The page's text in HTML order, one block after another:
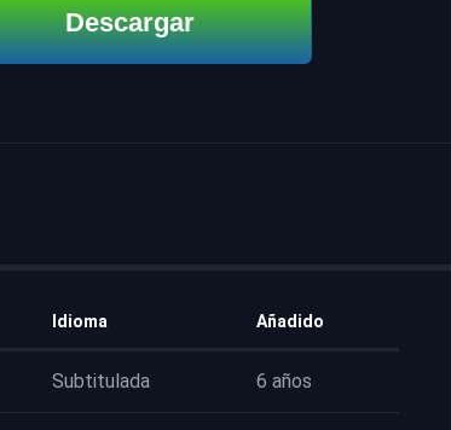
Descargar
Idioma Añadido
Subtitulada 6 años